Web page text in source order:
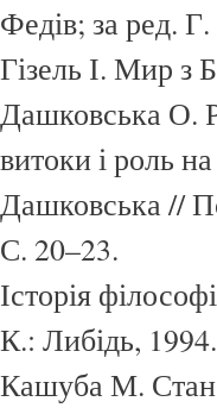
Федів; за ред.
Гізель І. Мир з
Дашковська О.
витоки і роль
Дашковська //
С. 20–23.
Історія
К.: Либідь,
Кашуба М.